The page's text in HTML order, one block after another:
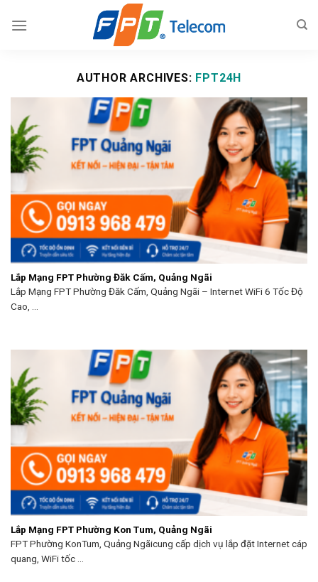
AUTHOR ARCHIVES: FPT24H
Lắp Mạng FPT Phường Đăk Cấm, Quảng Ngãi
Lắp Mạng FPT Phường Đăk Cấm, Quảng Ngãi – Internet WiFi 6 Tốc Độ
Cao, ...
Lắp Mạng FPT Phường Kon Tum, Quảng Ngãi
FPT Phường KonTum, Quảng Ngãicung cấp dịch vụ lắp đặt Internet cáp
quang, WiFi tốc ...